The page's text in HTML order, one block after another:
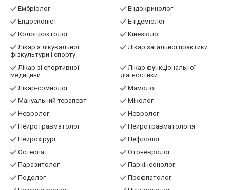
Ембріолог
Ендокринолог
Ендоскопіст
Епідеміолог
Колопроктолог
Кінезіолог
Лікар з лікувальної
фізкультури і спорту
Лікар загальної практики
Лікар зі спортивної
медицини
Лікар функціональної
діагностики
Лікар-сомнолог
Мамолог
Мануальний терапевт
Міколог
Невролог
Невролог
Нейротравматолог
Нейротравматологія
Нейрохірург
Нефролог
Остеопат
Отоневролог
Паразитолог
Паркінсонолог
Подолог
Профпатолог